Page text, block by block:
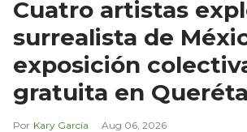
Cuatro artistas
surrealista de
exposición
gratuita en
Kary García Aug 06, 2026